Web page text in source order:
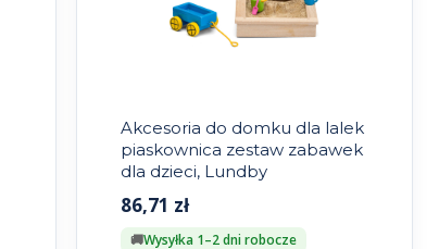
Akcesoria do domku dla lalek
piaskownica zestaw zabawek
dla dzieci, Lundby
86,71 zł
Wysyłka 1–2 dni robocze